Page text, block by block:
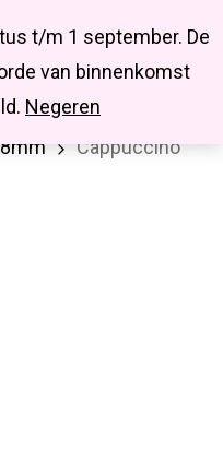
t/m 1 september. De
van binnenkomst
Negeren
searchaccount
Acryl kralen
Cappuccino
Close